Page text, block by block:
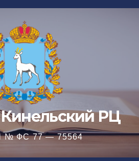
РЦ
№ ФС 77 — 75564